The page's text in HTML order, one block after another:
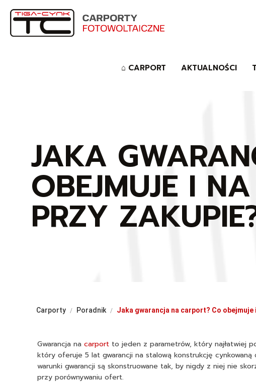
⌂ CARPORT AKTUALNOŚCI
JAKA
OBEJMUJE I
PRZY
Carporty / Poradnik / Jaka gwarancja na carport? Co
Gwarancja nacarport to jeden z parametrów, który najłatwiej
który oferuje 5 lat gwarancji na stalową konstrukcję
warunki gwarancji są skonstruowane tak, by nigdy z niej nie
przy porównywaniu ofert.